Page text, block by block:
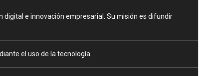
e innovación empresarial. Su misión es difundir
el uso de la tecnología.